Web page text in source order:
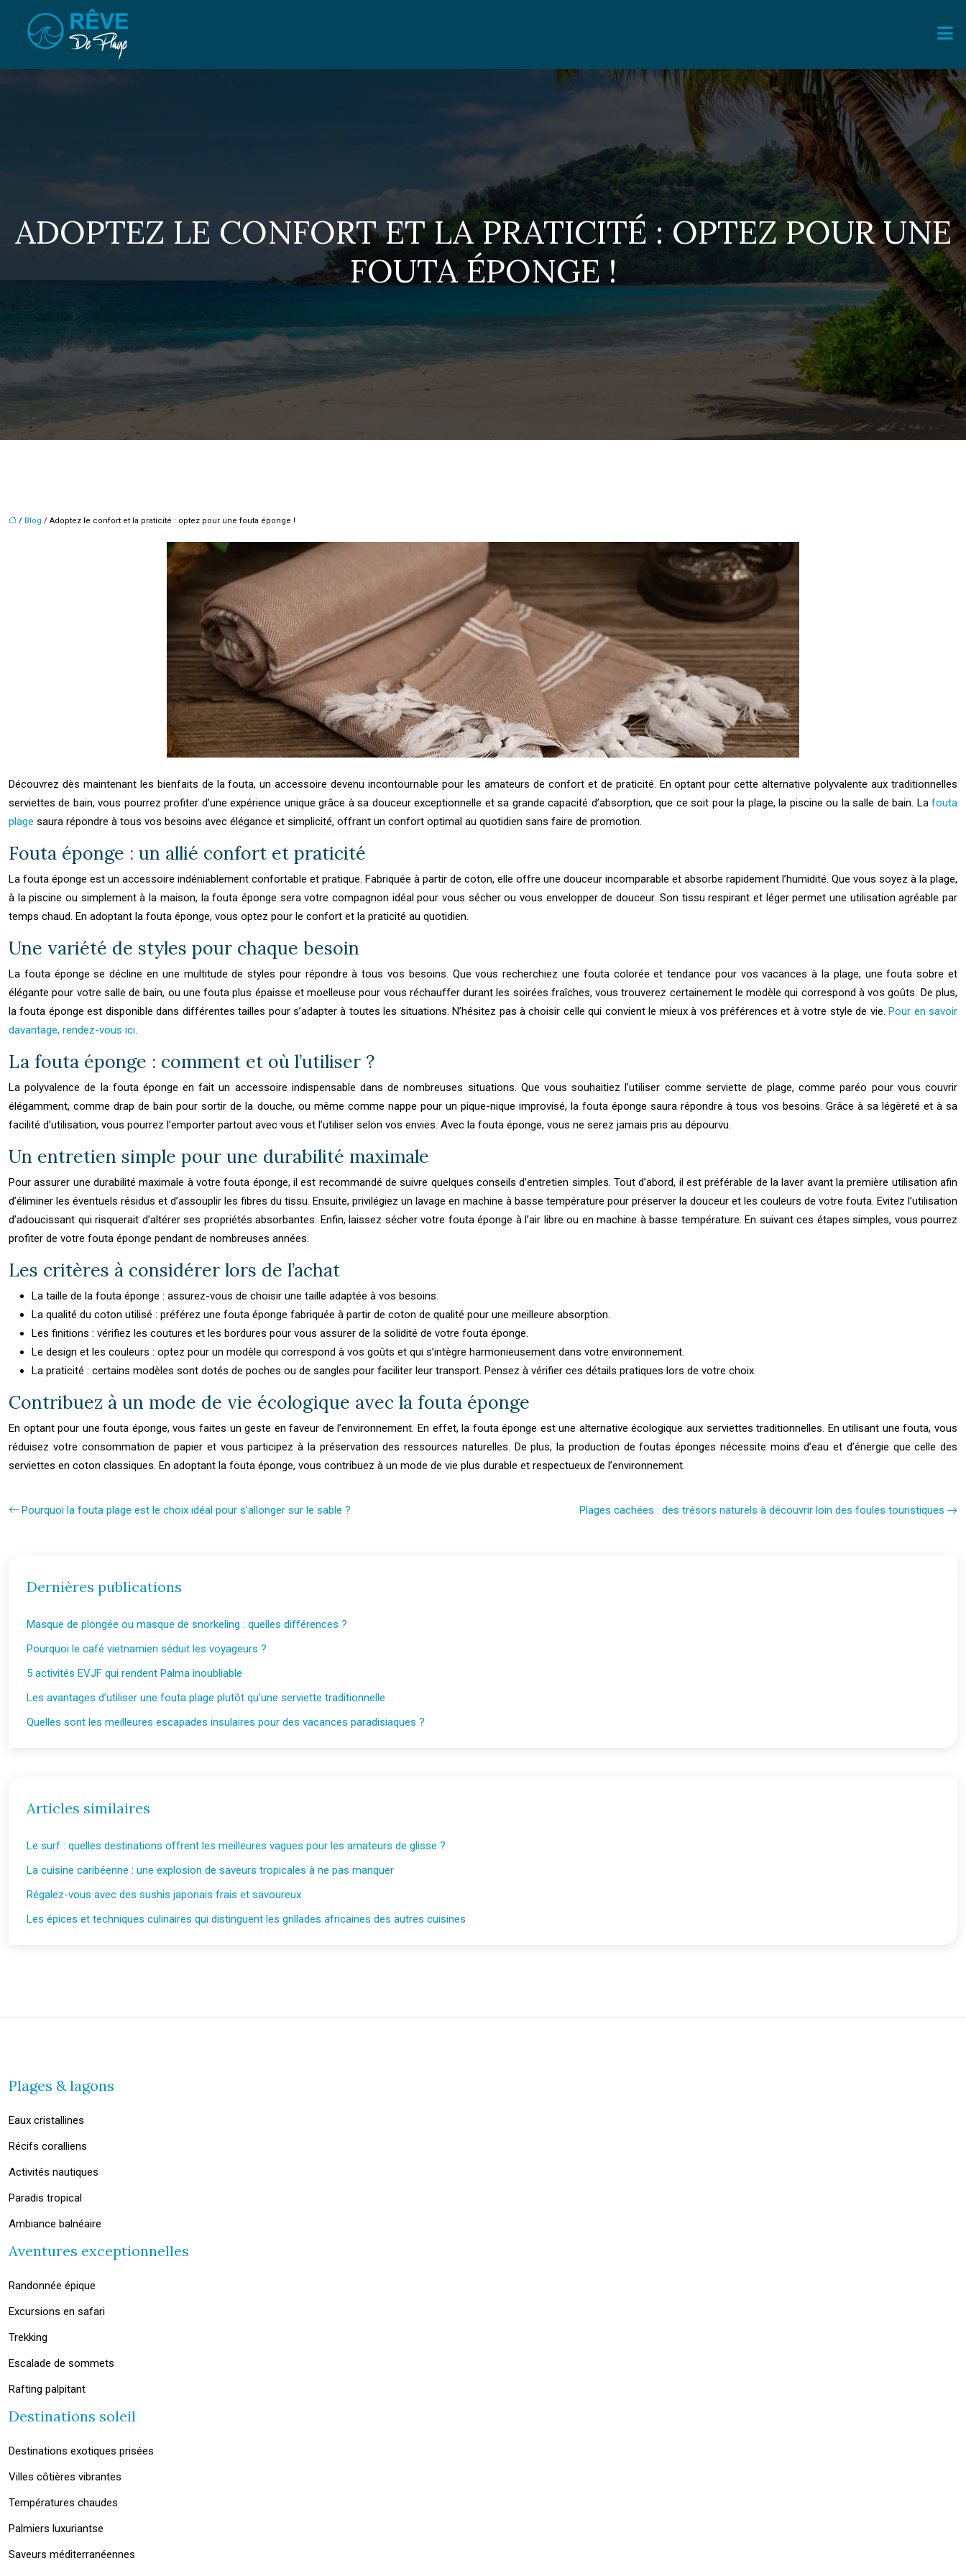
ADOPTEZ LE CONFORT ET LA PRATICITÉ : OPTEZ POUR UNE
FOUTA ÉPONGE !
/ Blog / Adoptez le confort et la praticité : optez pour une fouta éponge !
Découvrez dès maintenant les bienfaits de la fouta, un accessoire devenu incontournable pour les amateurs de confort et de praticité. En optant pour cette alternative polyvalente aux traditionnelles
serviettes de bain, vous pourrez profiter d’une expérience unique grâce à sa douceur exceptionnelle et sa grande capacité d’absorption, que ce soit pour la plage, la piscine ou la salle de bain. La fouta
plage saura répondre à tous vos besoins avec élégance et simplicité, offrant un confort optimal au quotidien sans faire de promotion.
Fouta éponge : un allié confort et praticité
La fouta éponge est un accessoire indéniablement confortable et pratique. Fabriquée à partir de coton, elle offre une douceur incomparable et absorbe rapidement l’humidité. Que vous soyez à la plage,
à la piscine ou simplement à la maison, la fouta éponge sera votre compagnon idéal pour vous sécher ou vous envelopper de douceur. Son tissu respirant et léger permet une utilisation agréable par
temps chaud. En adoptant la fouta éponge, vous optez pour le confort et la praticité au quotidien.
Une variété de styles pour chaque besoin
La fouta éponge se décline en une multitude de styles pour répondre à tous vos besoins. Que vous recherchiez une fouta colorée et tendance pour vos vacances à la plage, une fouta sobre et
élégante pour votre salle de bain, ou une fouta plus épaisse et moelleuse pour vous réchauffer durant les soirées fraîches, vous trouverez certainement le modèle qui correspond à vos goûts. De plus,
la fouta éponge est disponible dans différentes tailles pour s’adapter à toutes les situations. N’hésitez pas à choisir celle qui convient le mieux à vos préférences et à votre style de vie.Pour en savoir
davantage, rendez-vous ici.
La fouta éponge : comment et où l’utiliser ?
La polyvalence de la fouta éponge en fait un accessoire indispensable dans de nombreuses situations. Que vous souhaitiez l’utiliser comme serviette de plage, comme paréo pour vous couvrir
élégamment, comme drap de bain pour sortir de la douche, ou même comme nappe pour un pique-nique improvisé, la fouta éponge saura répondre à tous vos besoins. Grâce à sa légèreté et à sa
facilité d’utilisation, vous pourrez l’emporter partout avec vous et l’utiliser selon vos envies. Avec la fouta éponge, vous ne serez jamais pris au dépourvu.
Un entretien simple pour une durabilité maximale
Pour assurer une durabilité maximale à votre fouta éponge, il est recommandé de suivre quelques conseils d’entretien simples. Tout d’abord, il est préférable de la laver avant la première utilisation afin
d’éliminer les éventuels résidus et d’assouplir les fibres du tissu. Ensuite, privilégiez un lavage en machine à basse température pour préserver la douceur et les couleurs de votre fouta. Evitez l’utilisation
d’adoucissant qui risquerait d’altérer ses propriétés absorbantes. Enfin, laissez sécher votre fouta éponge à l’air libre ou en machine à basse température. En suivant ces étapes simples, vous pourrez
profiter de votre fouta éponge pendant de nombreuses années.
Les critères à considérer lors de l’achat
La taille de la fouta éponge : assurez-vous de choisir une taille adaptée à vos besoins.
La qualité du coton utilisé : préférez une fouta éponge fabriquée à partir de coton de qualité pour une meilleure absorption.
Les finitions : vérifiez les coutures et les bordures pour vous assurer de la solidité de votre fouta éponge.
Le design et les couleurs : optez pour un modèle qui correspond à vos goûts et qui s’intègre harmonieusement dans votre environnement.
La praticité : certains modèles sont dotés de poches ou de sangles pour faciliter leur transport. Pensez à vérifier ces détails pratiques lors de votre choix.
Contribuez à un mode de vie écologique avec la fouta éponge
En optant pour une fouta éponge, vous faites un geste en faveur de l’environnement. En effet, la fouta éponge est une alternative écologique aux serviettes traditionnelles. En utilisant une fouta, vous
réduisez votre consommation de papier et vous participez à la préservation des ressources naturelles. De plus, la production de foutas éponges nécessite moins d’eau et d’énergie que celle des
serviettes en coton classiques. En adoptant la fouta éponge, vous contribuez à un mode de vie plus durable et respectueux de l’environnement.
Pourquoi la fouta plage est le choix idéal pour s’allonger sur le sable ? Plages cachées : des trésors naturels à découvrir loin des foules touristiques
Dernières publications
Masque de plongée ou masque de snorkeling : quelles différences ?
Pourquoi le café vietnamien séduit les voyageurs ?
5 activités EVJF qui rendent Palma inoubliable
Les avantages d’utiliser une fouta plage plutôt qu’une serviette traditionnelle
Quelles sont les meilleures escapades insulaires pour des vacances paradisiaques ?
Articles similaires
Le surf : quelles destinations offrent les meilleures vagues pour les amateurs de glisse ?
La cuisine caribéenne : une explosion de saveurs tropicales à ne pas manquer
Régalez-vous avec des sushis japonais frais et savoureux
Les épices et techniques culinaires qui distinguent les grillades africaines des autres cuisines
Plages & lagons
Eaux cristallines
Récifs coralliens
Activités nautiques
Paradis tropical
Ambiance balnéaire
Aventures exceptionnelles
Randonnée épique
Excursions en safari
Trekking
Escalade de sommets
Rafting palpitant
Destinations soleil
Destinations exotiques prisées
Villes côtières vibrantes
Températures chaudes
Palmiers luxuriantse
Saveurs méditerranéennes